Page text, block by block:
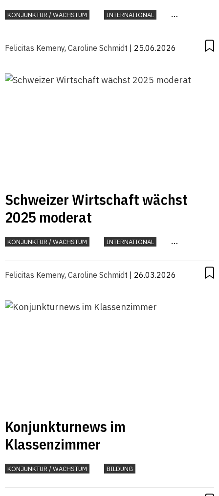
KONJUNKTUR / WACHSTUM
INTERNATIONAL
Felicitas Kemeny, Caroline Schmidt | 25.06.2026
Schweizer Wirtschaft wächst
2025 moderat
KONJUNKTUR / WACHSTUM
INTERNATIONAL
Felicitas Kemeny, Caroline Schmidt | 26.03.2026
Konjunkturnews im
Klassenzimmer
KONJUNKTUR / WACHSTUM BILDUNG